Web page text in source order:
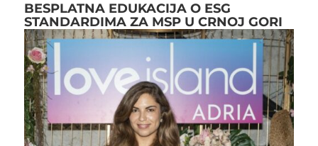
BESPLATNA EDUKACIJA O ESG
STANDARDIMA ZA MSP U CRNOJ GORI